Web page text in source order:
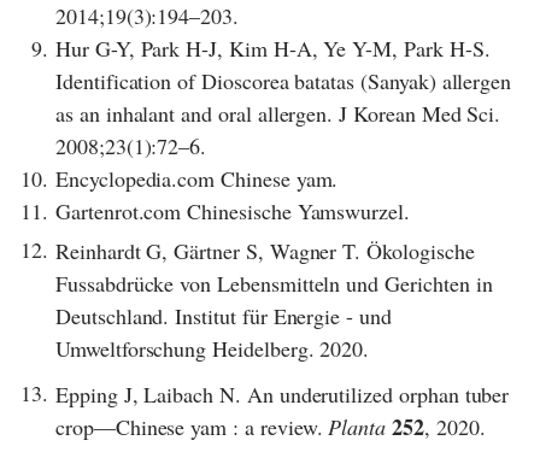
2014;19(3):194–203.
9. Hur G-Y, Park H-J, Kim H-A, Ye Y-M, Park H-S.
Identification of Dioscorea batatas (Sanyak) allergen
as an inhalant and oral allergen. J Korean Med Sci.
2008;23(1):72–6.
10. Encyclopedia.com Chinese yam.
11. Gartenrot.com Chinesische Yamswurzel.
12. Reinhardt G, Gärtner S, Wagner T. Ökologische
Fussabdrücke von Lebensmitteln und Gerichten in
Deutschland. Institut für Energie - und
Umweltforschung Heidelberg. 2020.
13. Epping J, Laibach N. An underutilized orphan tuber
crop—Chinese yam : a review.Planta 252, 2020.